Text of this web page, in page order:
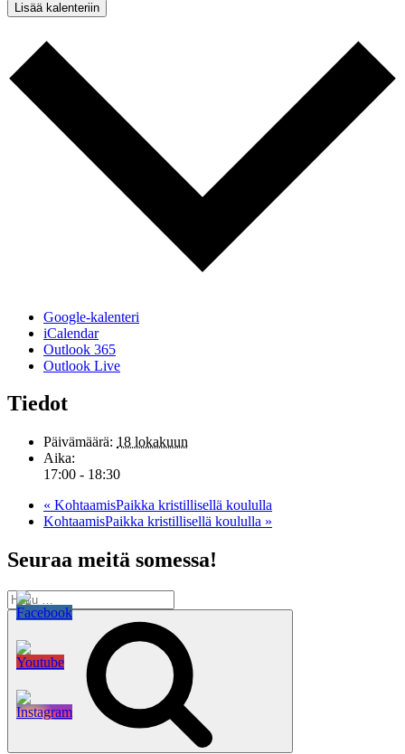
Lisää kalenteriin
Google-kalenteri
iCalendar
Outlook 365
Outlook Live
Tiedot
Päivämäärä: 18 lokakuun
Aika:
17:00 - 18:30
« KohtaamisPaikka kristillisellä koululla
KohtaamisPaikka kristillisellä koululla »
Seuraa meitä somessa!
Etsi: